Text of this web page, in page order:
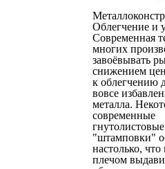
Облегчение и
Современная
многих
завоёвывать
снижением
к облегчению
вовсе
металла.
современные
гнутолистовые
"штамповки"
настолько,
плечом